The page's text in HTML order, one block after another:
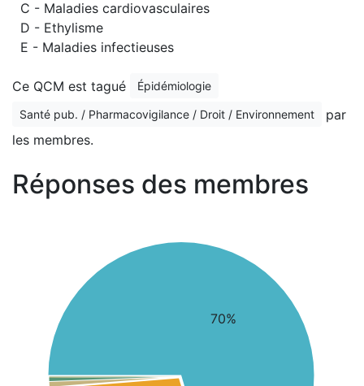
C - Maladies cardiovasculaires
D - Ethylisme
E - Maladies infectieuses
Ce QCM est tagué Épidémiologie
Santé pub. / Pharmacovigilance / Droit / Environnement
par
les membres.
Réponses des membres
70%